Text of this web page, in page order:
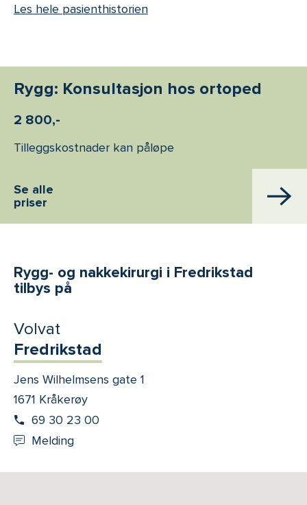
Les hele pasienthistorien
Rygg: Konsultasjon hos ortoped
2 800,-
Tilleggskostnader kan påløpe
Se alle
priser
Rygg- og nakkekirurgi i Fredrikstad
tilbys på
Volvat
Fredrikstad
Jens Wilhelmsens gate 1
1671 Kråkerøy
69 30 23 00
Melding